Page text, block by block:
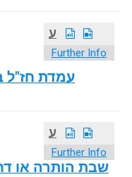
ע
Further Info
עמדת חז"ל
ע
Further Info
שבת הותרה או